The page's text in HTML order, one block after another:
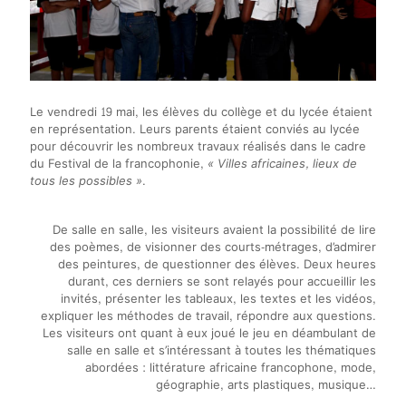
Le vendredi 19 mai, les élèves du collège et du lycée étaient
en représentation. Leurs parents étaient conviés au lycée
pour découvrir les nombreux travaux réalisés dans le cadre
du Festival de la francophonie, « Villes africaines, lieux de
tous les possibles ».
De salle en salle, les visiteurs avaient la possibilité de lire
des poèmes, de visionner des courts-métrages, d’admirer
des peintures, de questionner des élèves. Deux heures
durant, ces derniers se sont relayés pour accueillir les
invités, présenter les tableaux, les textes et les vidéos,
expliquer les méthodes de travail, répondre aux questions.
Les visiteurs ont quant à eux joué le jeu en déambulant de
salle en salle et s’intéressant à toutes les thématiques
abordées : littérature africaine francophone, mode,
géographie, arts plastiques, musique…